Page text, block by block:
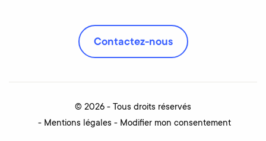
Contactez-nous
© 2026 - Tous droits réservés
Mentions légales
Modifier mon consentement